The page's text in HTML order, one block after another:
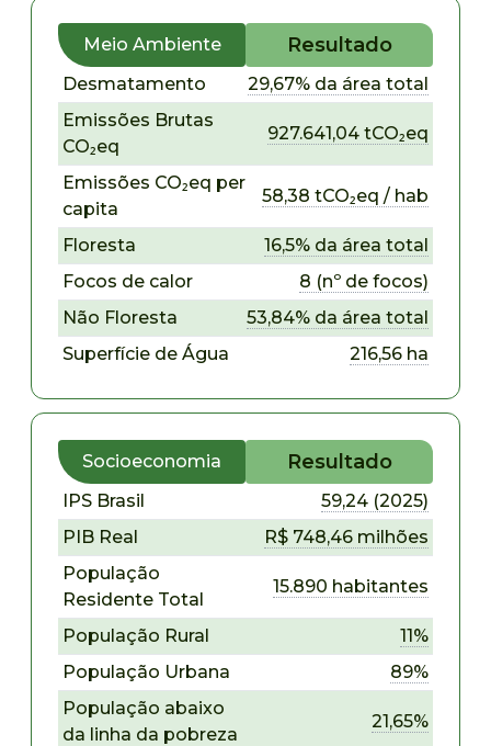
Meio Ambiente Resultado
Desmatamento
29,67% da área total
Emissões Brutas
CO₂eq
927.641,04 tCO₂eq
Emissões CO₂eq per
capita
58,38 tCO₂eq / hab
Floresta
16,5% da área total
Focos de calor
8 (nº de focos)
Não Floresta
53,84% da área total
Superfície de Água
216,56 ha
Socioeconomia Resultado
IPS Brasil
59,24 (2025)
PIB Real
R$ 748,46 milhões
População
Residente Total
15.890 habitantes
População Rural
11%
População Urbana
89%
População abaixo
da linha da pobreza
21,65%